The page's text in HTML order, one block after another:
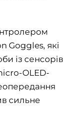
Goggles, які
із сенсорів
OLED-
сильне